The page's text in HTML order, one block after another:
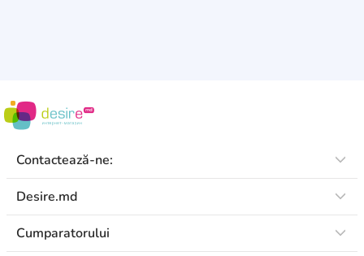
Numărul de reveruri
Contactează-ne:
Desire.md
Cumparatorului